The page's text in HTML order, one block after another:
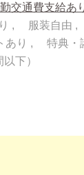
交通費支給あ
服装自由
あり 特典・
下）